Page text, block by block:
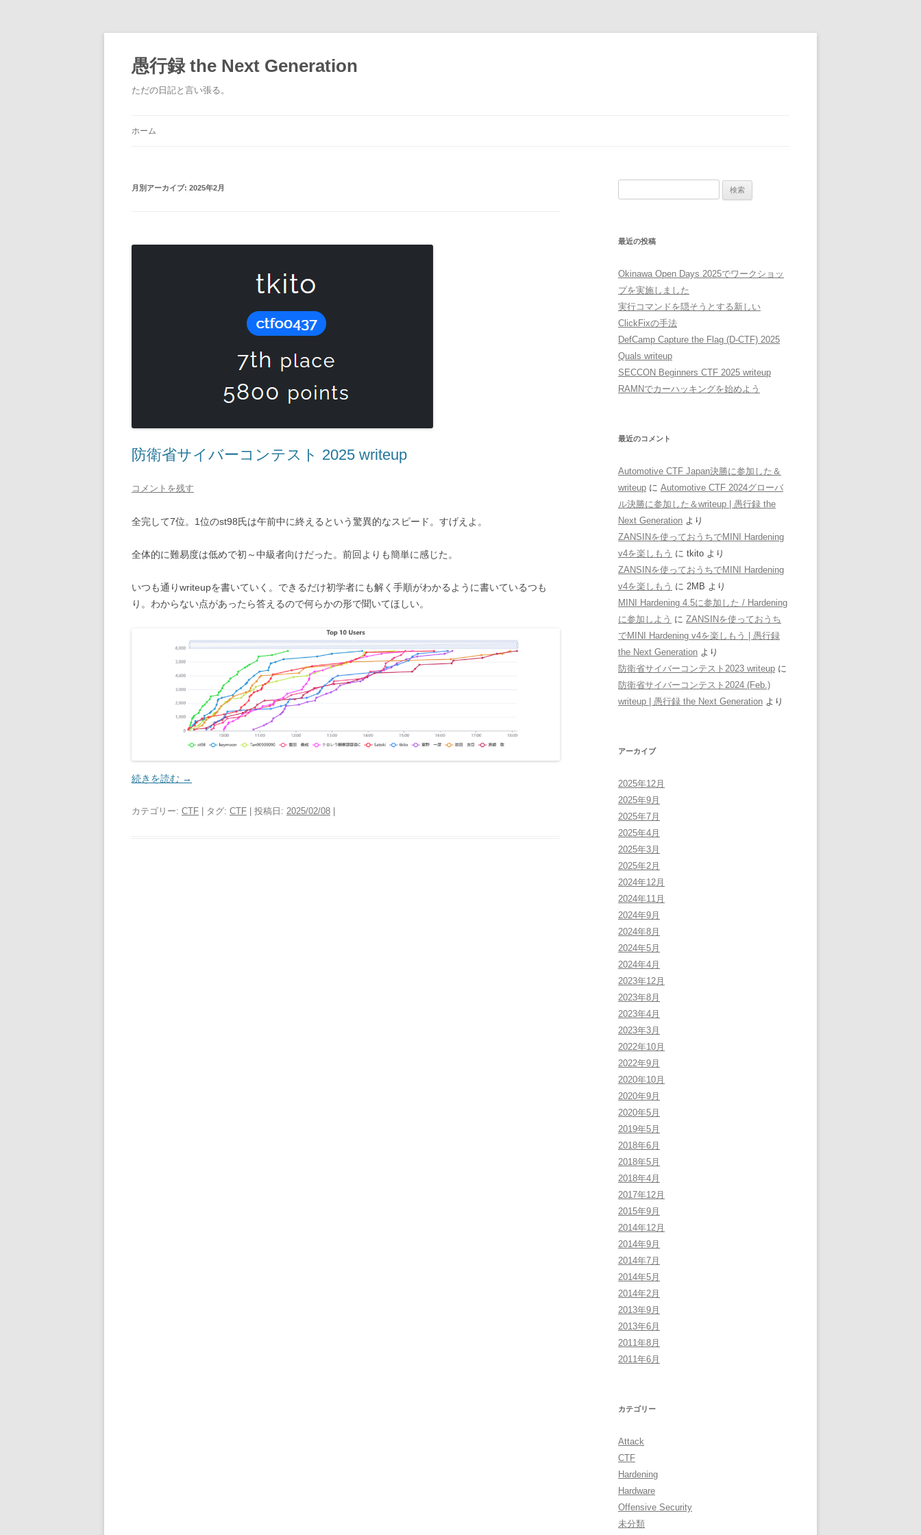
テ
ン
ツ
へ
ス
愚行録 the Next Generation
ただの日記と言い張る。
ホーム
月別アーカイブ: 2025年2月
防衛省サイバーコンテスト 2025 writeup
コメントを残す
全完して7位。1位のst98氏は午前中に終えるという驚異的なスピード。すげえよ。
全体的に難易度は低めで初～中級者向けだった。前回よりも簡単に感じた。
いつも通りwriteupを書いていく。できるだけ初学者にも解く手順がわかるように書いているつも
り。わからない点があったら答えるので何らかの形で聞いてほしい。
続きを読む →
カテゴリー: CTF | タグ: CTF | 投稿日: 2025/02/08
最近の投稿
Okinawa Open Days 2025でワークショッ
プを実施しました
実行コマンドを隠そうとする新しい
ClickFixの手法
DefCamp Capture the Flag (D-CTF) 2025
Quals writeup
SECCON Beginners CTF 2025 writeup
RAMNでカーハッキングを始めよう
最近のコメント
Automotive CTF Japan決勝に参加した＆
writeup に Automotive CTF 2024グローバ
ル決勝に参加した＆writeup | 愚行録 the
Next Generation より
ZANSINを使っておうちでMINI Hardening
v4を楽しもう に tkito より
ZANSINを使っておうちでMINI Hardening
v4を楽しもう に 2MB より
MINI Hardening 4.5に参加した / Hardening
に参加しよう に ZANSINを使っておうち
でMINI Hardening v4を楽しもう | 愚行録
the Next Generation より
防衛省サイバーコンテスト2023 writeup に
防衛省サイバーコンテスト2024 (Feb.)
writeup | 愚行録 the Next Generation より
アーカイブ
2025年12月
2025年9月
2025年7月
2025年4月
2025年3月
2025年2月
2024年12月
2024年11月
2024年9月
2024年8月
2024年5月
2024年4月
2023年12月
2023年8月
2023年4月
2023年3月
2022年10月
2022年9月
2020年10月
2020年9月
2020年5月
2019年5月
2018年6月
2018年5月
2018年4月
2017年12月
2015年9月
2014年12月
2014年9月
2014年7月
2014年5月
2014年2月
2013年9月
2013年6月
2011年8月
2011年6月
カテゴリー
Attack
CTF
Hardening
Hardware
Offensive Security
未分類